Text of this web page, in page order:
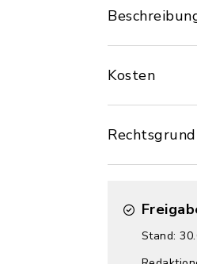
Kosten
Stand: